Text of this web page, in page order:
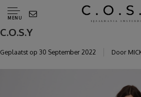
MENU
C.O.S.Y
Geplaatst op 30 September 2022 Door